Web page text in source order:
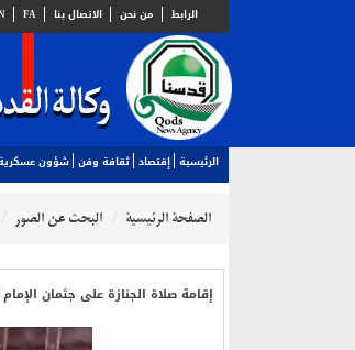
الرابط من نحن الاتصال بنا FA
الرئيسية إقتصاد ثقافة وفن شؤون
الصفحة الرئيسية البحث عن الصور
إقامة صلاة الجنازة على جثمان